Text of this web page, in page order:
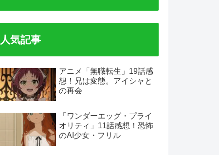
人気記事
アニメ「無職転生」19話感
想！兄は変態。アイシャと
の再会
「ワンダーエッグ・プライ
オリティ」11話感想！恐怖
のAI少女・フリル